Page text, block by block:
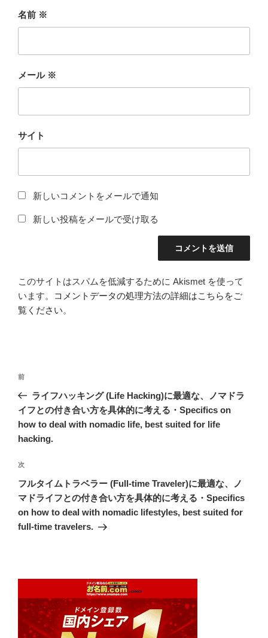
名前 ※
メール ※
サイト
新しいコメントをメールで通知
新しい投稿をメールで受け取る
このサイトはスパムを低減するために Akismet を使って
います。
コメントデータの処理方法の詳細はこちらをご
覧ください。
投
ナ
ビ
ゲ
シ
ョ
ン
前
の
投
稿
前
ライフハッキング (Life Hacking)に最適な、ノマドラ
イフとの付き合い方を具体的に考える・Specifics on
how to deal with nomadic life, best suited for life
hacking.
次
の
投
稿
次
フルタイムトラベラー (Full-time Traveler)に最適な、ノ
マドライフとの付き合い方を具体的に考える・Specifics
on how to deal with nomadic lifestyles, best suited for
full-time travelers.